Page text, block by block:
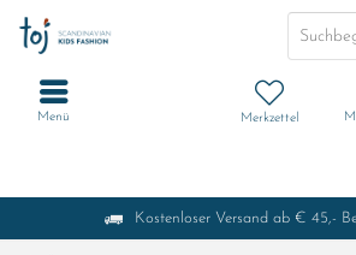
Kostenloser Versand ab € 45,-
Merkzettel
Menü